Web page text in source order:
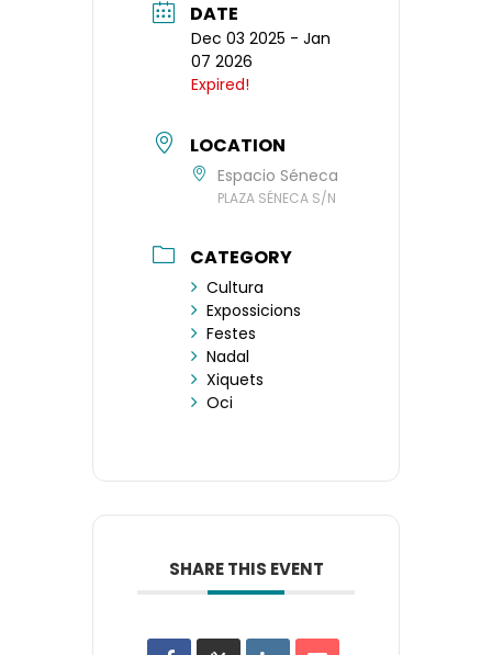
DATE
Dec 03 2025 - Jan
07 2026
Expired!
LOCATION
Espacio Séneca
PLAZA SÉNECA S/N
CATEGORY
Cultura
Expossicions
Festes
Nadal
Xiquets
Oci
SHARE THIS EVENT